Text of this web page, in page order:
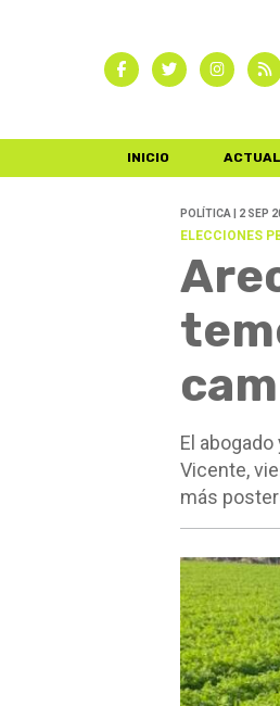
INICIO
POLÍTICA | 2 SEP
ELECCIONES
El
Vicente,
más